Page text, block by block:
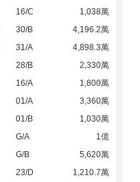
16/C
1,038萬
30/B
4,196.2萬
31/A
4,898.3萬
28/B
2,330萬
16/A
1,800萬
01/A
3,360萬
01/B
1,030萬
G/A
1億
G/B
5,620萬
23/D
1,210.7萬